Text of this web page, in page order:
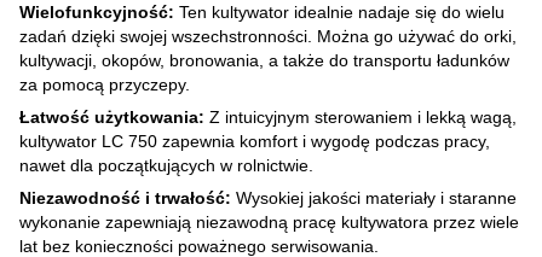
Wielofunkcyjność: Ten kultywator idealnie nadaje się do wielu
zadań dzięki swojej wszechstronności. Można go używać do orki,
kultywacji, okopów, bronowania, a także do transportu ładunków
za pomocą przyczepy.
Łatwość użytkowania: Z intuicyjnym sterowaniem i lekką wagą,
kultywator LC 750 zapewnia komfort i wygodę podczas pracy,
nawet dla początkujących w rolnictwie.
Niezawodność i trwałość: Wysokiej jakości materiały i staranne
wykonanie zapewniają niezawodną pracę kultywatora przez wiele
lat bez konieczności poważnego serwisowania.